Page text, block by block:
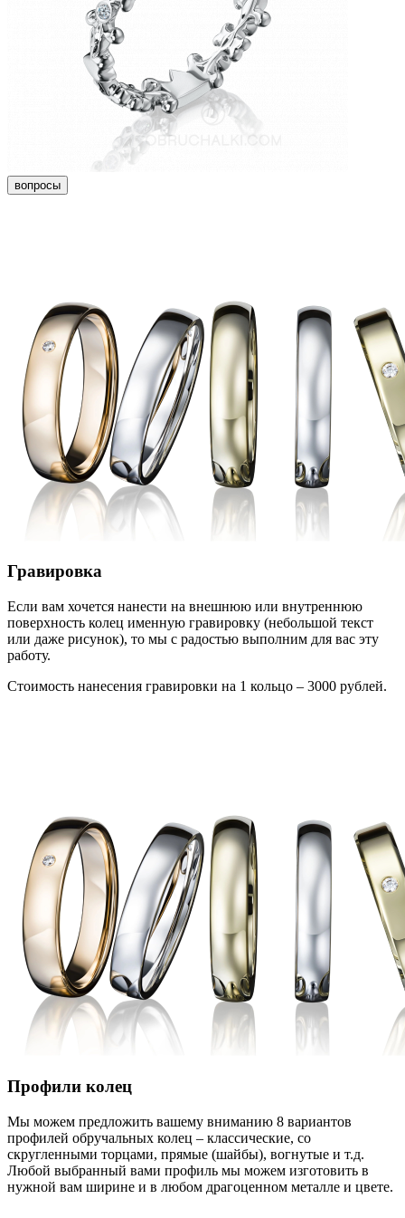
вопросы
Гравировка
Если вам хочется нанести на внешнюю или внутреннюю
поверхность колец именную гравировку (небольшой текст
или даже рисунок), то мы с радостью выполним для вас эту
работу.
Стоимость нанесения гравировки на 1 кольцо – 3000 рублей.
Профили колец
Мы можем предложить вашему вниманию 8 вариантов
профилей обручальных колец – классические, со
скругленными торцами, прямые (шайбы), вогнутые и т.д.
Любой выбранный вами профиль мы можем изготовить в
нужной вам ширине и в любом драгоценном металле и цвете.